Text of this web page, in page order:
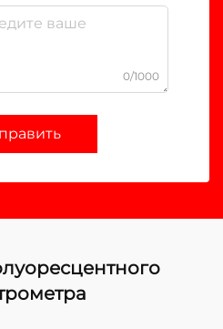
0/1000